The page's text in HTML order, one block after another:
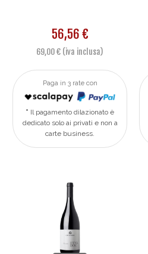
56,56 €
69,00 € (iva inclusa)
Paga in 3 rate con
Il pagamento dilazionato è
dedicato solo ai privati e non a
carte business.